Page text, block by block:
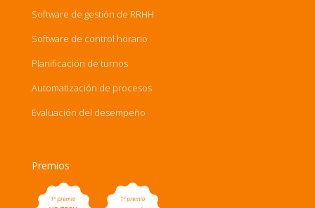
Software de gestión de RRHH
Software de control horario
Planificación de turnos
Automatización de procesos
Evaluación del desempeño
Premios